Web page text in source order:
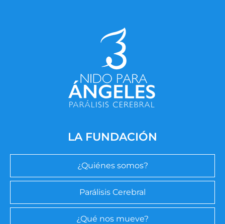
LA FUNDACIÓN
¿Quiénes somos?
Parálisis Cerebral
¿Qué nos mueve?